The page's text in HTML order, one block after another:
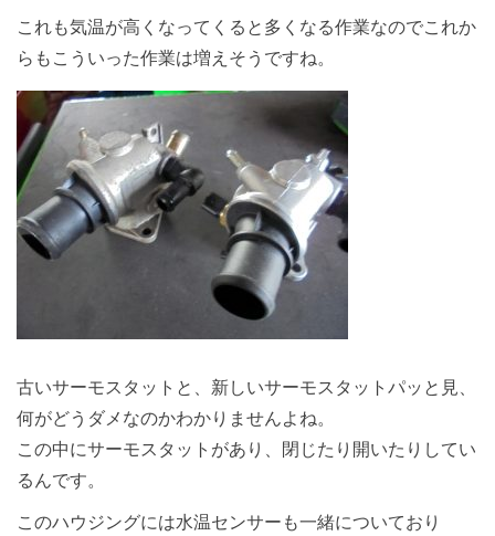
これも気温が高くなってくると多くなる作業なのでこれか
らもこういった作業は増えそうですね。
古いサーモスタットと、新しいサーモスタットパッと見、
何がどうダメなのかわかりませんよね。
この中にサーモスタットがあり、閉じたり開いたりしてい
るんです。
このハウジングには水温センサーも一緒についており